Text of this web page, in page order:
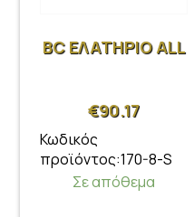
BC ΕΛΑΤΗΡΙΟ ALL
€90.17
Κωδικός
προϊόντος:170-8-S
Σε απόθεμα